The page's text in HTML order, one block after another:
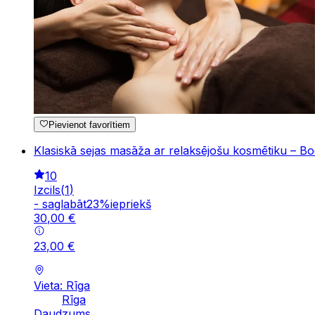
Pievienot favorītiem
Klasiskā sejas masāža ar relaksējošu kosmētiku –
10
Izcils(1)
- saglabāt23%iepriekš
30,00 €
23,00 €
Vieta: Rīga
Rīga